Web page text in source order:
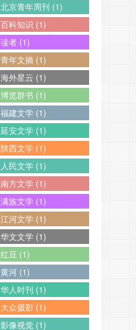
北京青年周刊 (1)
百科知识 (1)
读者 (1)
青年文摘 (1)
海外星云 (1)
博览群书 (1)
福建文学 (1)
延安文学 (1)
陕西文学 (1)
人民文学 (1)
南方文学 (1)
满族文学 (1)
江河文学 (1)
华文文学 (1)
红豆 (1)
黄河 (1)
华人时刊 (1)
大众摄影 (1)
影像视觉 (1)